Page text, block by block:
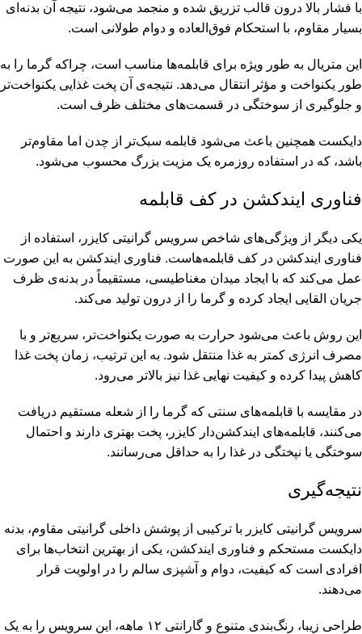
با فشار بالا درون قالب تزریق شده و منجمد می‌شود، نتیجه آن بدنه‌ای
بسیار مقاوم، با استحکام فوق‌العاده و دوام طولانی است.
این متریال به طور ویژه برای قابلمه‌ها مناسب است، چراکه گرما را به
طور یکنواخت و مؤثر انتقال می‌دهد. نتیجه‌ی آن پخت غذایی یکنواخت‌تر
و جلوگیری از سوختگی در قسمت‌های مختلف ظرف است.
دایکست همچنین باعث می‌شود قابلمه سبک‌تر از چدن اما مقاوم‌تر
باشد، که در استفاده روزمره یک مزیت بزرگ محسوب می‌شود.
فناوری ایندکشن در کف قابلمه
یکی دیگر از ویژگی‌های شاخص سرویس گرانیتی کایزر، استفاده از
فناوری ایندکشن در کف قابلمه‌هاست. فناوری ایندکشن به این صورت
عمل می‌کند که با ایجاد میدان مغناطیسی، مستقیماً در بدنه‌ی ظرف
جریان القایی ایجاد کرده و گرما را از درون تولید می‌کند.
این روش باعث می‌شود حرارت به صورت یکنواخت‌تر، سریع‌تر و با
مصرف انرژی کمتر به غذا منتقل شود. به این ترتیب، زمان پخت غذا
کاهش پیدا کرده و کیفیت نهایی غذا نیز بالاتر می‌رود.
در مقایسه با قابلمه‌های سنتی که گرما را از شعله مستقیم دریافت
می‌کنند، قابلمه‌های ایندکشن‌دار کایزر، پخت بهتری دارند و احتمال
سوختگی یا نپختگی در غذا را به حداقل می‌رسانند.
نتیجه‌گیری
سرویس گرانیتی کایزر با ترکیبی از پوشش داخلی گرانیتی مقاوم، بدنه
دایکست مستحکم و فناوری ایندکشن، یکی از بهترین انتخاب‌ها برای
افرادی است که کیفیت، دوام و آشپزی سالم را در اولویت قرار
می‌دهند.
طراحی زیبا، رنگ‌بندی متنوع و گارانتی ۱۲ ماهه، این سرویس را به یک